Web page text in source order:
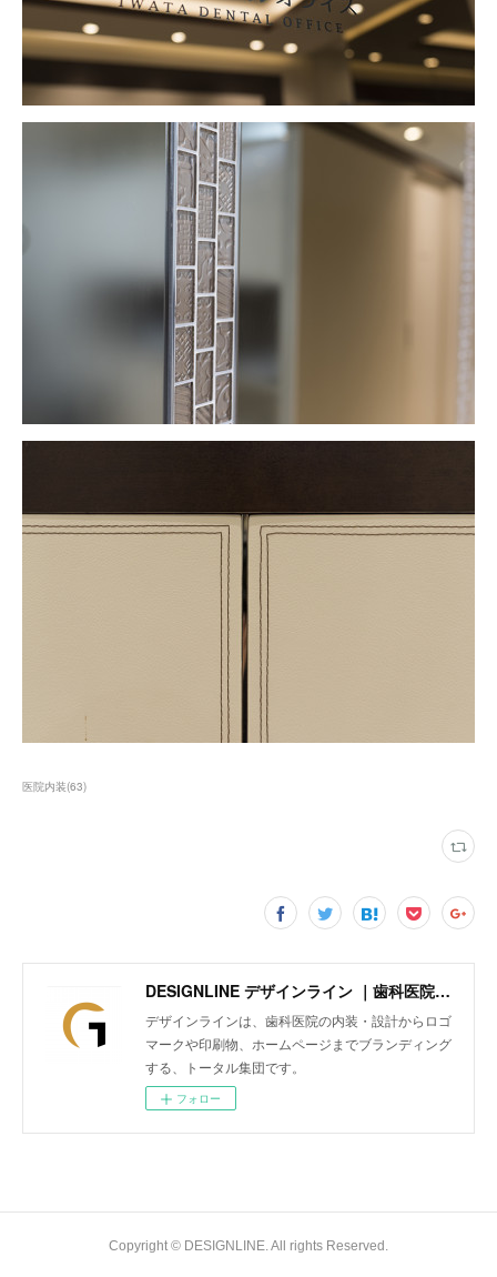
医院内装(63)
DESIGNLINE デザインライン ｜歯科医院の内装・設計からロゴマークや印刷物、ホームページまでトータルにブランディング
デザインラインは、歯科医院の内装・設計からロゴ
マークや印刷物、ホームページまでブランディング
する、トータル集団です。
フォロー
Copyright © DESIGNLINE. All rights Reserved.